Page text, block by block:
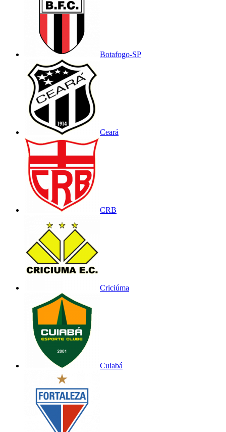
Botafogo-SP
Ceará
CRB
Criciúma
Cuiabá